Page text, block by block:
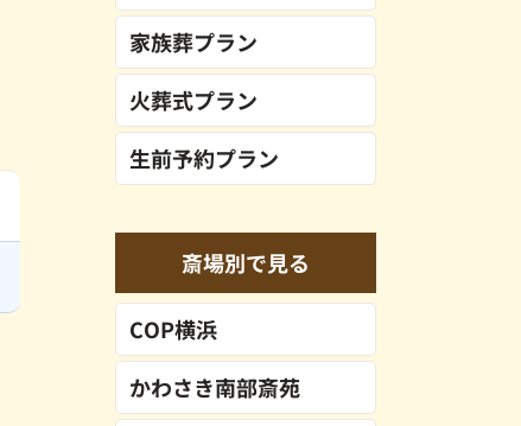
家族葬プラン
火葬式プラン
生前予約プラン
斎場別で見る
COP横浜
かわさき南部斎苑